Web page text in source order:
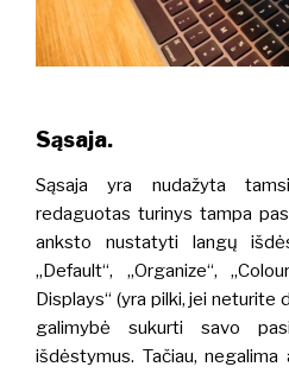
Sąsaja.
Sąsaja yra nudažyta
redaguotas turinys tampa
anksto nustatyti langų
„Default“, „Organize“,
Displays“ (yra pilki, jei neturite
galimybė sukurti savo
išdėstymus. Tačiau,